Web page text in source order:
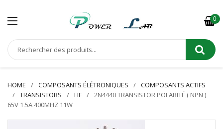
0
HOME COMPOSANTS ÉLÉTRONIQUES
COMPOSANTS ACTIFS
TRANSISTORS
HF
2N4440 TRANSISTOR POLARITÉ ( NPN )
65V 1.5A 400MHZ 11W